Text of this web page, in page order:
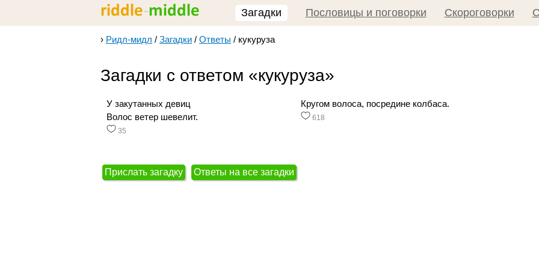
Загадки Пословицы и поговорки Скороговорки
› Ридл-мидл / Загадки / Ответы / кукуруза
Загадки с ответом «кукуруза»
У закутанных девиц
Волос ветер шевелит.
35
Кругом волоса, посредине колбаса.
618
Прислать загадку Ответы на все загадки